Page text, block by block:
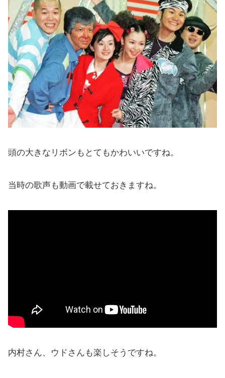
頭の大きなリボンもとてもかわいいですね。
当時の歌声も動画で載せておきますね。
内村さん、ウドさんも楽しそうですね。